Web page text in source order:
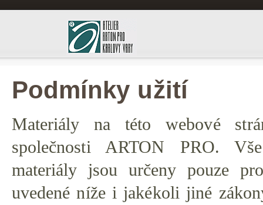
Podmínky užití
Materiály na této webové
společnosti ARTON PRO.
materiály jsou určeny pouze
uvedené níže i jakékoli jiné